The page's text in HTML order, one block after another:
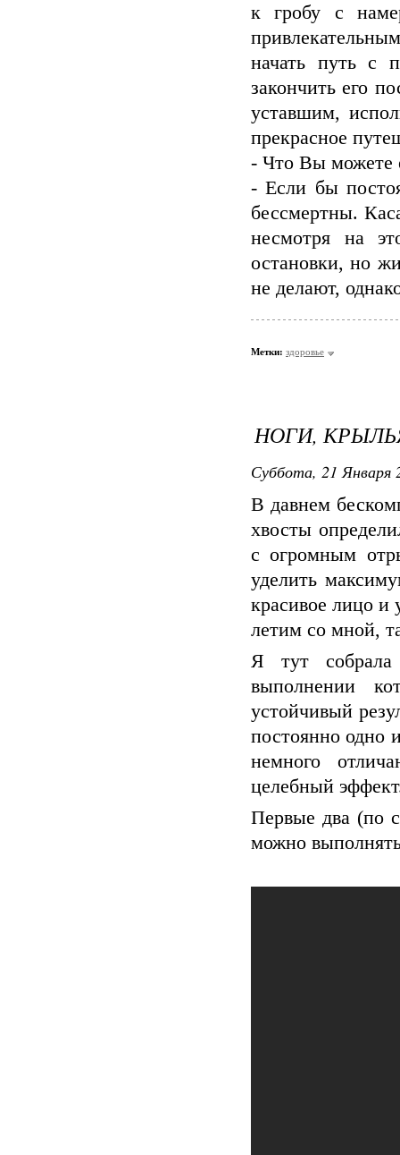
к гробу с
начать путь с
закончить его
уставшим,
прекрасное
- Что Вы можете
- Если бы
бессмертны.
несмотря на
остановки, но
не делают,
Метки: здоровье
НОГИ,
Суббота, 21 Января
В давнем
хвосты
с огромным
уделить
красивое лицо и
летим со мной,
Я тут
выполнении
устойчивый
постоянно одно
немного
целебный
Первые два (по
можно